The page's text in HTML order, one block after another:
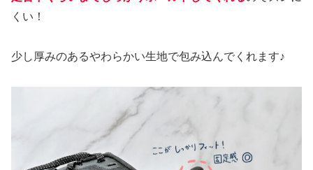
くい！
少し厚みのあるやわらかい生地で包み込んでくれます♪